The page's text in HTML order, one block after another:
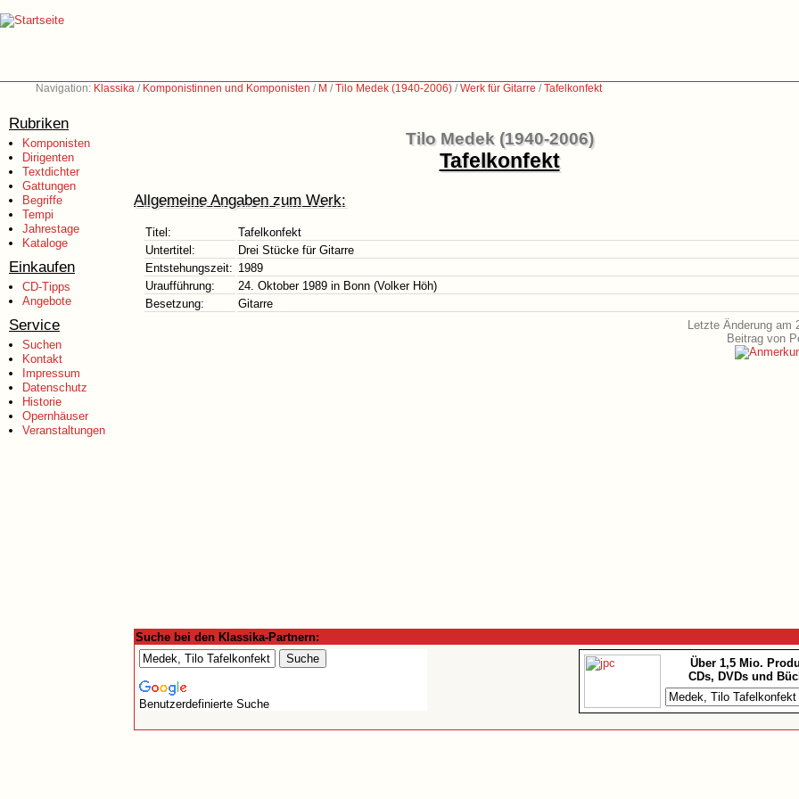
Navigation: Klassika / Komponistinnen und Komponisten / M /Tilo Medek (1940-2006) /Werk für Gitarre /Tafelkonfekt
Rubriken
Komponisten
Dirigenten
Textdichter
Gattungen
Begriffe
Tempi
Jahrestage
Kataloge
Einkaufen
CD-Tipps
Angebote
Service
Suchen
Kontakt
Impressum
Datenschutz
Historie
Opernhäuser
Veranstaltungen
Tilo Medek (1940-2006)
Tafelkonfekt
Allgemeine Angaben zum Werk:
Titel:
Tafelkonfekt
Untertitel:
Drei Stücke für Gitarre
Entstehungszeit: 1989
Uraufführung:
24. Oktober 1989 in Bonn (Volker Höh)
Besetzung:
Gitarre
Letzte Änderung am
Beitrag von
Suche bei den Klassika-Partnern:
Benutzerdefinierte Suche
Über 1,5 Mio.
CDs, DVDs und